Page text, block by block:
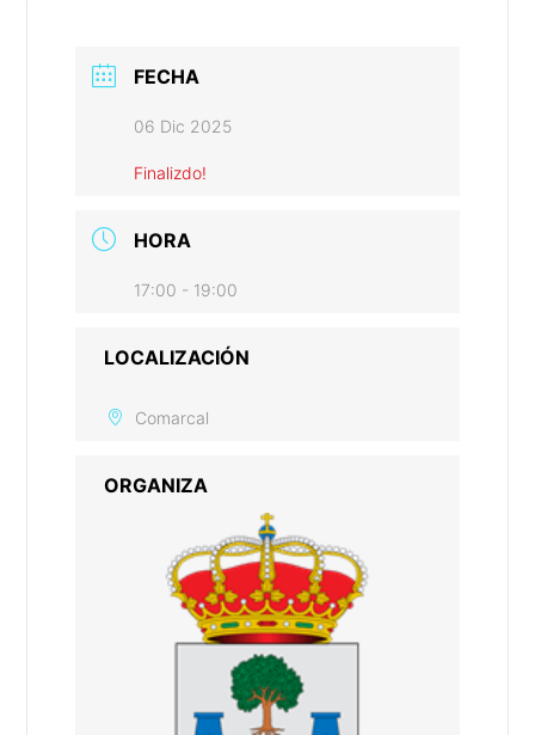
FECHA
06 Dic 2025
Finalizdo!
HORA
17:00 - 19:00
LOCALIZACIÓN
Comarcal
ORGANIZA